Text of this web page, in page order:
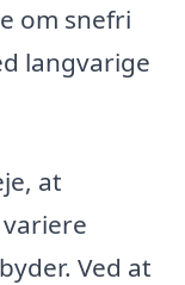
om snefri
langvarige
at
Ved at